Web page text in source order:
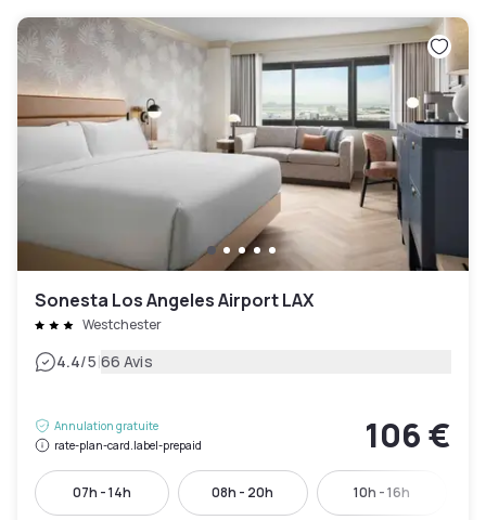
Sonesta Los Angeles Airport LAX
Westchester
4.4/5|66 Avis
Annulation gratuite
rate-plan-card.label-prepaid
106 €
07h - 14h 08h - 20h 10h - 16h